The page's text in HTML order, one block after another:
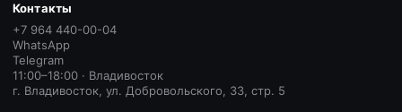
Контакты
+7 964 440-00-04
WhatsApp
Telegram
11:00–18:00 · Владивосток
г. Владивосток, ул. Добровольского, 33, стр. 5